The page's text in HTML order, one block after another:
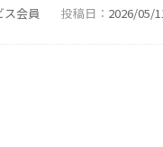
ス会員 投稿日 2026/05/